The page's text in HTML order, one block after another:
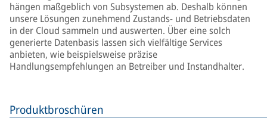
hängen maßgeblich von Subsystemen ab. Deshalb können
unsere Lösungen zunehmend Zustands- und Betriebsdaten
in der Cloud sammeln und auswerten. Über eine solch
generierte Datenbasis lassen sich vielfältige Services
anbieten, wie beispielsweise präzise
Handlungsempfehlungen an Betreiber und Instandhalter.
Produktbroschüren